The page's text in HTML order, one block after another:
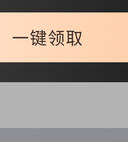
一键领取